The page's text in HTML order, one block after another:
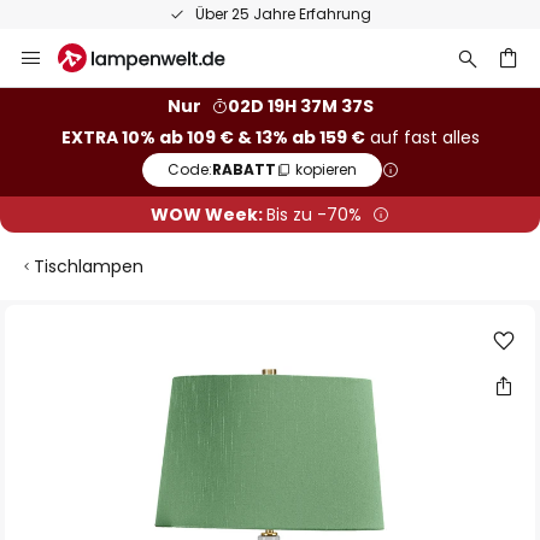
Über 25 Jahre Erfahrung
Inhalt
Nur
02D 19H 37M 37S
EXTRA 10% ab 109 € & 13% ab 159 €auf fast alles
Code:RABATT kopieren
WOW Week:Bis zu -70%
Tischlampen